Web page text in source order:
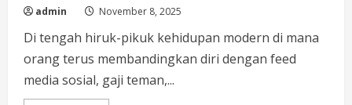
admin November 8, 2025
Di tengah hiruk-pikuk kehidupan modern di mana
orang terus membandingkan diri dengan feed
media sosial, gaji teman,...